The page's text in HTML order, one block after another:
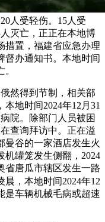
人受轻伤。15人受
灭亡，正正在本地博
措置，福建省应急办理
督办通知书。本地时间
然得到节制，相关部
地时间2024年12月31
院。除部门人员被困
查询拜访中。正在溢
曼谷的一家酒店发生火
机罐笼发生侧翻，2024
省唐瓜市辖区发生一路
晨，本地时间2024年12
是车辆机械毛病或超速